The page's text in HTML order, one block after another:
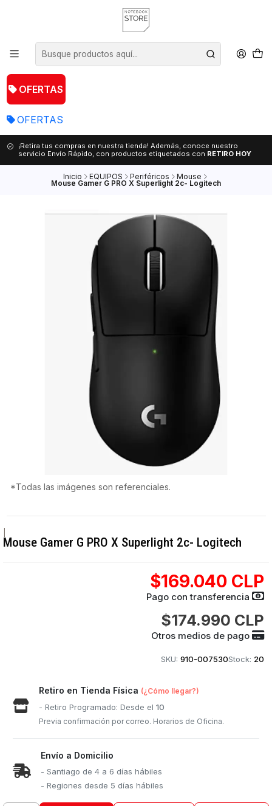
OFERTAS
OFERTAS
¡Retira tus compras en nuestra tienda! Además, conoce nuestro
servicio Envío Rápido, con productos etiquetados con RETIRO HOY
Inicio EQUIPOS Periféricos Mouse
Mouse Gamer G PRO X Superlight 2c- Logitech
*Todas las imágenes son referenciales.
Mouse Gamer G PRO X Superlight 2c- Logitech
$169.040 CLP
Pago con transferencia
$174.990 CLP
Otros medios de pago
SKU: 910-007530Stock: 20
Retiro en Tienda Física (¿Cómo llegar?)
- Retiro Programado: Desde el10
Previa confirmación por correo. Horarios de Oficina.
Envío a Domicilio
- Santiago de 4 a 6 días hábiles
- Regiones desde 5 días hábiles